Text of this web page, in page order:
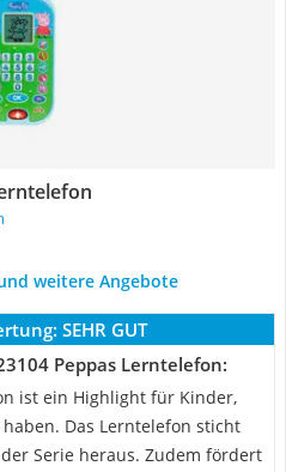
weitere Angebote
SEHR GUT
Peppas Lerntelefon:
ist ein Highlight für Kinder,
Das Lerntelefon sticht
Serie heraus. Zudem fördert